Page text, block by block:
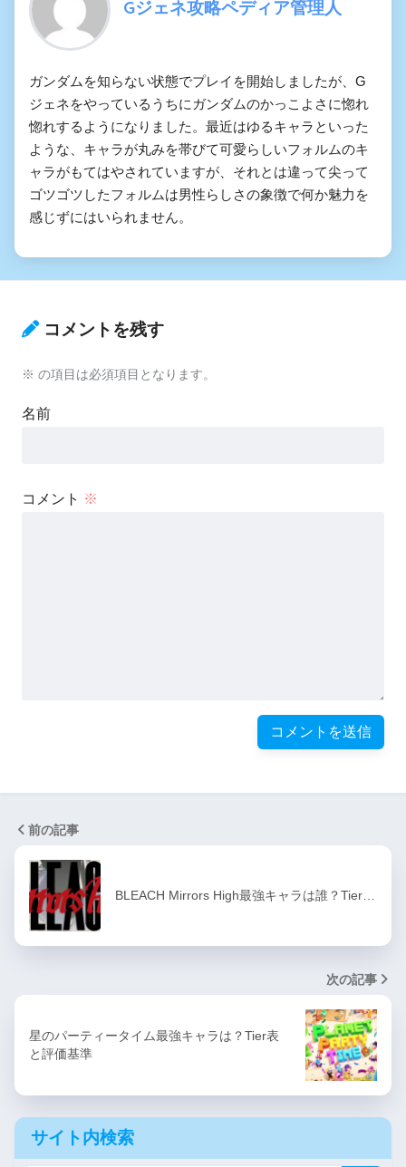
Gジェネ攻略ペディア管理人
ガンダムを知らない状態でプレイを開始しましたが、G
ジェネをやっているうちにガンダムのかっこよさに惚れ
惚れするようになりました。最近はゆるキャラといった
ような、キャラが丸みを帯びて可愛らしいフォルムのキ
ャラがもてはやされていますが、それとは違って尖って
ゴツゴツしたフォルムは男性らしさの象徴で何か魅力を
感じずにはいられません。
コメントを残す
※ の項目は必須項目となります。
名前
コメント ※
前の記事
BLEACH Mirrors High最強キャラは誰？Tier…
次の記事
星のパーティータイム最強キャラは？Tier表
と評価基準
サイト内検索